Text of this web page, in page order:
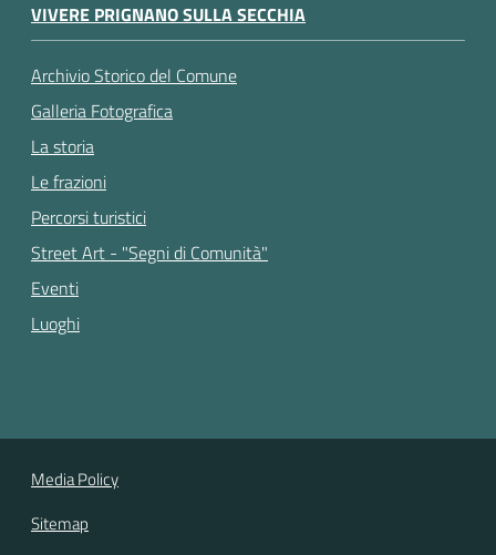
VIVERE PRIGNANO SULLA SECCHIA
Archivio Storico del Comune
Galleria Fotografica
La storia
Le frazioni
Percorsi turistici
Street Art - "Segni di Comunità"
Eventi
Luoghi
Media Policy
Sitemap